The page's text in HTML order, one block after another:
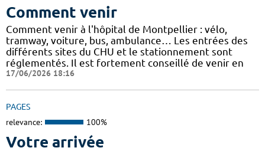
Comment venir
Comment venir à l'hôpital de Montpellier : vélo,
tramway, voiture, bus, ambulance… Les entrées des
différents sites du CHU et le stationnement sont
réglementés. Il est fortement conseillé de venir en
17/06/2026 18:16
PAGES
relevance: 100%
Votre arrivée